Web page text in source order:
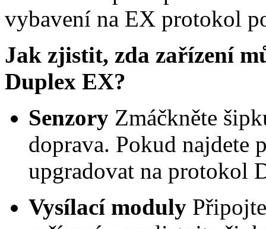
vybavení na EX protokol
Jak zjistit, zda zařízení
Duplex EX?
Senzory Zmáčkněte
doprava. Pokud najdete
upgradovat na protokol
Vysílací moduly